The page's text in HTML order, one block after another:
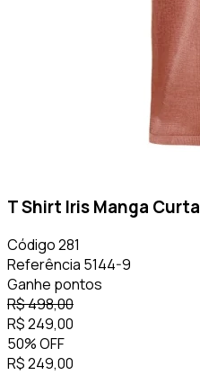
T Shirt Iris Manga Curta
Código281
Referência 5144-9
Ganhe pontos
R$498,00
R$249,00
50%OFF
R$249,00